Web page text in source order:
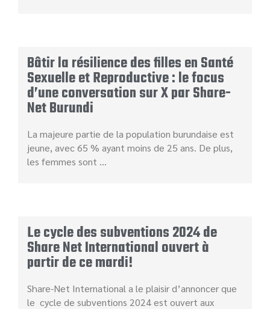
Bâtir la résilience des filles en Santé
Sexuelle et Reproductive : le focus
d’une conversation sur X par Share-
Net Burundi
La majeure partie de la population burundaise est
jeune, avec 65 % ayant moins de 25 ans. De plus,
les femmes sont …
Le cycle des subventions 2024 de
Share Net International ouvert à
partir de ce mardi!
Share-Net International a le plaisir d’annoncer que
le cycle de subventions 2024 est ouvert aux